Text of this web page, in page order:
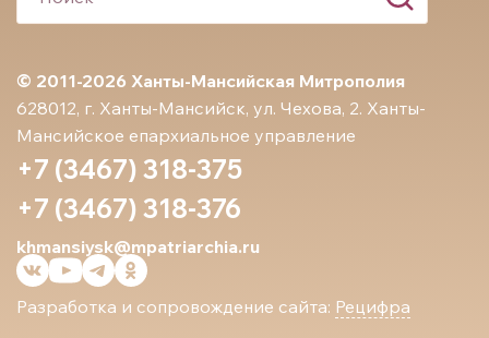
© 2011-2026 Ханты-Мансийская Митрополия
628012, г. Ханты-Мансийск, ул. Чехова, 2. Ханты-
Мансийское епархиальное управление
+7 (3467) 318-375
+7 (3467) 318-376
khmansiysk@mpatriarchia.ru
Разработка и сопровождение сайта: Рецифра